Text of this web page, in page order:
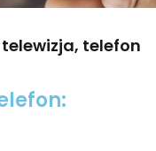
telefon